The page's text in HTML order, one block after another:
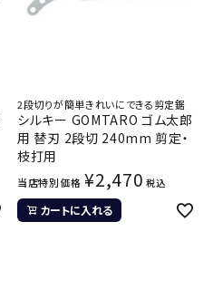
2段切りが簡単きれいにできる剪定鋸
シルキー GOMTARO ゴム太郎
用 替刃 2段切 240mm 剪定・
枝打用
当店特別価格 ¥2,470 税込
カートに入れる